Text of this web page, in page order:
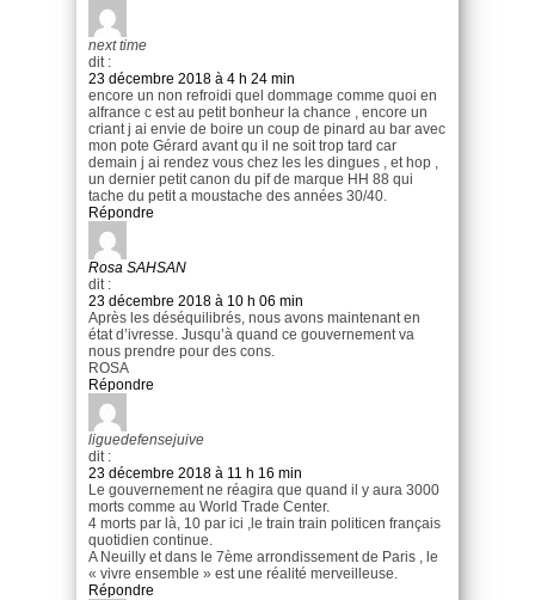
next time
dit :
23 décembre 2018 à 4 h 24 min
encore un non refroidi quel dommage comme quoi en
alfrance c est au petit bonheur la chance , encore un
criant j ai envie de boire un coup de pinard au bar avec
mon pote Gérard avant qu il ne soit trop tard car
demain j ai rendez vous chez les les dingues , et hop ,
un dernier petit canon du pif de marque HH 88 qui
tache du petit a moustache des années 30/40.
Répondre
Rosa SAHSAN
dit :
23 décembre 2018 à 10 h 06 min
Après les déséquilibrés, nous avons maintenant en
état d’ivresse. Jusqu’à quand ce gouvernement va
nous prendre pour des cons.
ROSA
Répondre
liguedefensejuive
dit :
23 décembre 2018 à 11 h 16 min
Le gouvernement ne réagira que quand il y aura 3000
morts comme au World Trade Center.
4 morts par là, 10 par ici ,le train train politicen français
quotidien continue.
A Neuilly et dans le 7ème arrondissement de Paris , le
« vivre ensemble » est une réalité merveilleuse.
Répondre